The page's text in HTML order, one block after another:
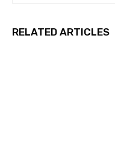
RELATED ARTICLES